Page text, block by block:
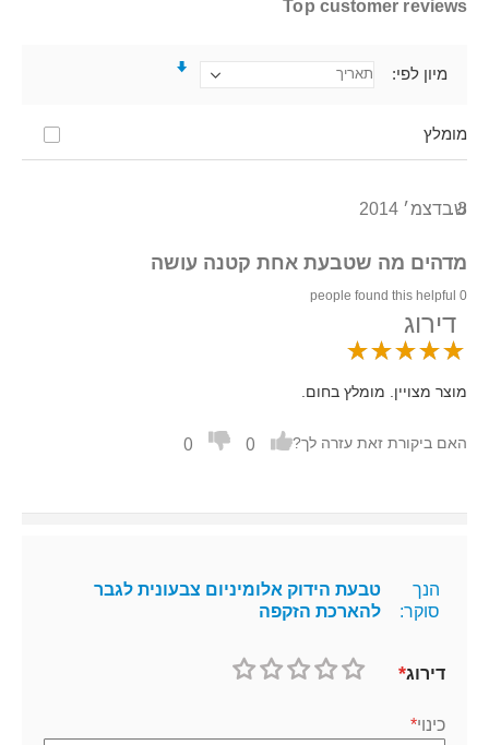
Top customer reviews
מומלץ
מיון לפי
ש.
3 בדצמ׳ 2014
מדהים מה שטבעת אחת קטנה עושה
0 people found this helpful
דירוג
מוצר מצויין. מומלץ בחום.
האם ביקורת זאת עזרה לך? 0
0
הנך
סוקר:
טבעת הידוק אלומיניום צבעונית לגבר
להארכת הזקפה
דירוג
כינוי